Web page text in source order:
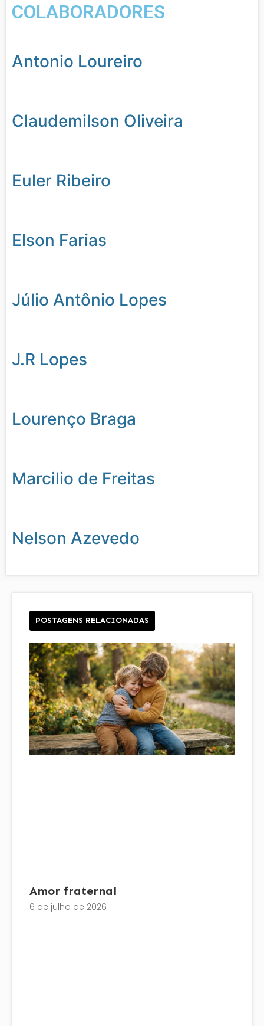
COLABORADORES
Antonio Loureiro
Claudemilson Oliveira
Euler Ribeiro
Elson Farias
Júlio Antônio Lopes
J.R Lopes
Lourenço Braga
Marcilio de Freitas
Nelson Azevedo
POSTAGENS RELACIONADAS
Amor fraternal
6 de julho de 2026